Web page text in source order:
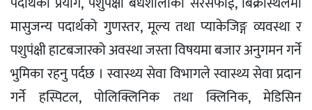
मासुजन्य पदार्थको गुणस्तर, मूल्य तथा प्याकेजिङ्ग व्यवस्था र
पशुपंक्षी हाटबजारको अवस्था जस्ता विषयमा बजार अनुगमन गर्ने
भुमिका रहनु पर्दछ । स्वास्थ्य सेवा विभागले स्वास्थ्य सेवा प्रदान
गर्ने हस्पिटल, पोलिक्लिनिक तथा क्लिनिक, मेडिसिन